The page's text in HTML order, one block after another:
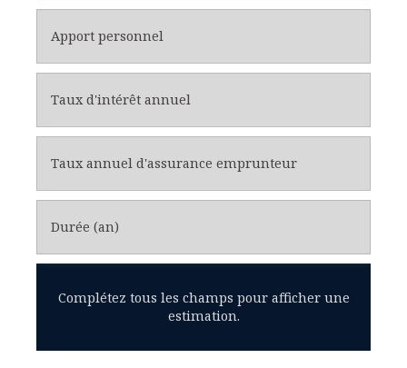
Apport personnel
Taux d'intérêt annuel
Taux annuel d'assurance emprunteur
Durée (an)
Complétez tous les champs pour afficher une
estimation.